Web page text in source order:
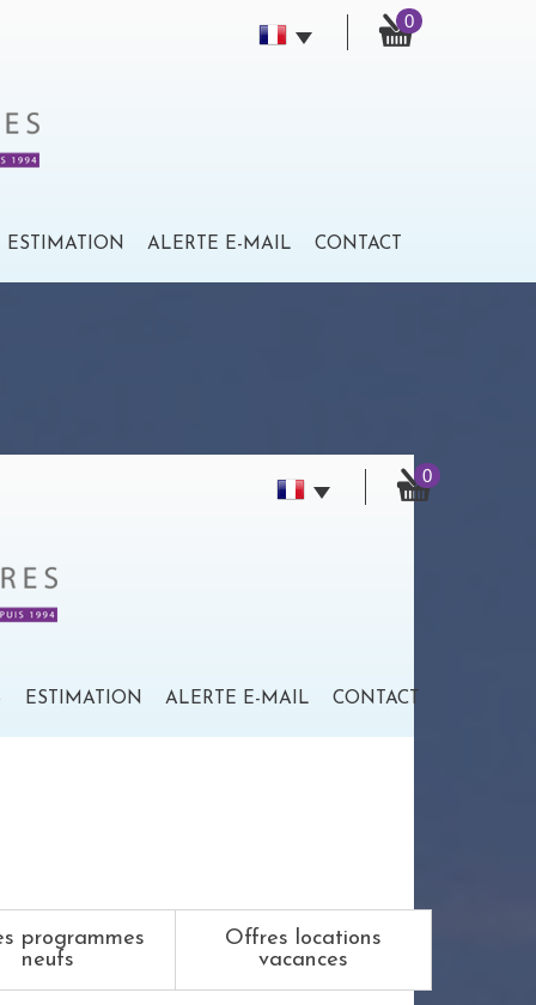
0
ESTIMATION ALERTE E-MAIL CONTACT
0
ESTIMATION ALERTE E-MAIL CONTACT
programmes
neufs
Offres locations
vacances